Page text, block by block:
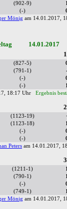
(902-9)
(-)
Mönig am 14.01.2017,
14.01.2017
(827-5)
(791-1)
(-)
(-)
18:17 Uhr Ergebnis
(1123-19)
(1123-18)
(-)
(-)
Peters am 14.01.2017,
(1211-1)
(790-1)
(-)
(749-1)
Mönig am 14.01.2017,